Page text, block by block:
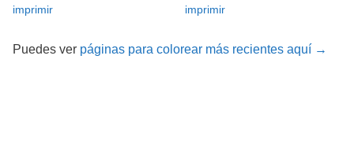
imprimir
imprimir
Puedes ver páginas para colorear más recientes aquí →